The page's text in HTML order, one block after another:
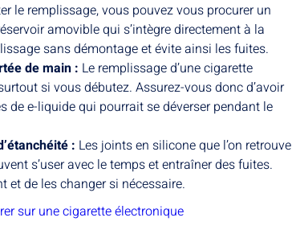
le remplissage, vous pouvez vous procurer un
amovible qui s’intègre directement à la
sans démontage et évite ainsi les fuites.
de main : Le remplissage d’une cigarette
si vous débutez. Assurez-vous donc d’avoir
de e-liquide qui pourrait se déverser pendant le
: Les joints en silicone que l’on retrouve
s’user avec le temps et entraîner des fuites.
et de les changer si nécessaire.
sur une cigarette électronique